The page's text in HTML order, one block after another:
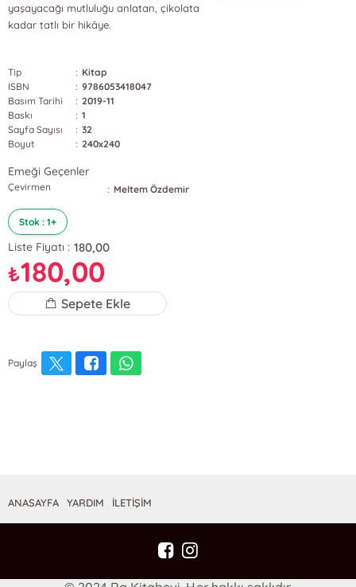
yaşayacağı mutluluğu anlatan, çikolata
kadar tatlı bir hikâye.
Tip : Kitap
ISBN
: 9786053418047
Basım Tarihi
: 2019-11
Baskı
: 1
Sayfa Sayısı
: 32
Boyut
: 240x240
Emeği Geçenler
Çevirmen : Meltem Özdemir
Stok : 1+
Liste Fiyatı : 180,00
₺180,00
Sepete Ekle
Paylaş
ANASAYFA YARDIM İLETİŞİM